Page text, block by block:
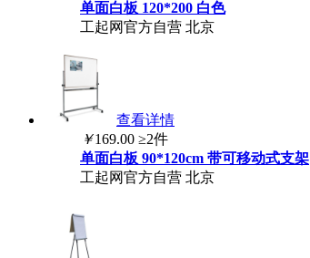
单面白板 120*200 白色
工起网官方自营 北京
查看详情
￥169.00 ≥2件
单面白板 90*120cm 带可移动式支架
工起网官方自营 北京